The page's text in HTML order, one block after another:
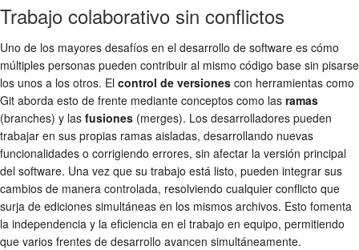
Trabajo colaborativo sin conflictos
Uno de los mayores desafíos en el desarrollo de software es cómo
múltiples personas pueden contribuir al mismo código base sin pisarse
los unos a los otros. El control de versiones con herramientas como
Git aborda esto de frente mediante conceptos como las ramas
(branches) y las fusiones (merges). Los desarrolladores pueden
trabajar en sus propias ramas aisladas, desarrollando nuevas
funcionalidades o corrigiendo errores, sin afectar la versión principal
del software. Una vez que su trabajo está listo, pueden integrar sus
cambios de manera controlada, resolviendo cualquier conflicto que
surja de ediciones simultáneas en los mismos archivos. Esto fomenta
la independencia y la eficiencia en el trabajo en equipo, permitiendo
que varios frentes de desarrollo avancen simultáneamente.